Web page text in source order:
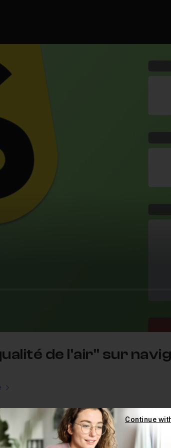
de l'air" sur